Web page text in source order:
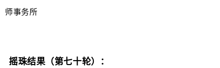
师事务所
摇珠结果（第七十轮）：